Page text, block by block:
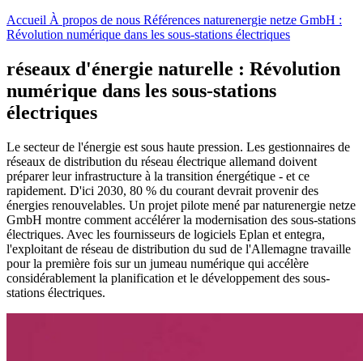
Accueil À propos de nous Références naturenergie netze GmbH :
Révolution numérique dans les sous-stations électriques
réseaux d'énergie naturelle : Révolution
numérique dans les sous-stations
électriques
Le secteur de l'énergie est sous haute pression. Les gestionnaires de
réseaux de distribution du réseau électrique allemand doivent
préparer leur infrastructure à la transition énergétique - et ce
rapidement. D'ici 2030, 80 % du courant devrait provenir des
énergies renouvelables. Un projet pilote mené par naturenergie netze
GmbH montre comment accélérer la modernisation des sous-stations
électriques. Avec les fournisseurs de logiciels Eplan et entegra,
l'exploitant de réseau de distribution du sud de l'Allemagne travaille
pour la première fois sur un jumeau numérique qui accélère
considérablement la planification et le développement des sous-
stations électriques.